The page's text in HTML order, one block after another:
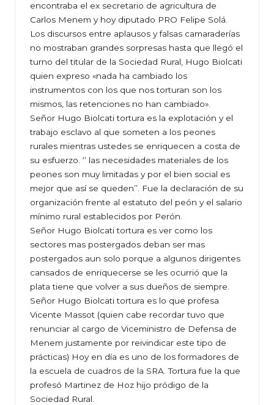
encontraba el ex secretario de agricultura de
Carlos Menem y hoy diputado PRO Felipe Solá.
Los discursos entre aplausos y falsas camaraderías
no mostraban grandes sorpresas hasta que llegó el
turno del titular de la Sociedad Rural, Hugo Biolcati
quien expreso «nada ha cambiado los
instrumentos con los que nos torturan son los
mismos, las retenciones no han cambiado».
Señor Hugo Biolcati tortura es la explotación y el
trabajo esclavo al que someten a los peones
rurales mientras ustedes se enriquecen a costa de
su esfuerzo. ‘’ las necesidades materiales de los
peones son muy limitadas y por el bien social es
mejor que así se queden’’. Fue la declaración de su
organización frente al estatuto del peón y el salario
mínimo rural establecidos por Perón.
Señor Hugo Biolcati tortura es ver como los
sectores mas postergados deban ser mas
postergados aun solo porque a algunos dirigentes
cansados de enriquecerse se les ocurrió que la
plata tiene que volver a sus dueños de siempre.
Señor Hugo Biolcati tortura es lo que profesa
Vicente Massot (quien cabe recordar tuvo que
renunciar al cargo de Viceministro de Defensa de
Menem justamente por reivindicar este tipo de
prácticas) Hoy en día es uno de los formadores de
la escuela de cuadros de la SRA. Tortura fue la que
profesó Martinez de Hoz hijo pródigo de la
Sociedad Rural.